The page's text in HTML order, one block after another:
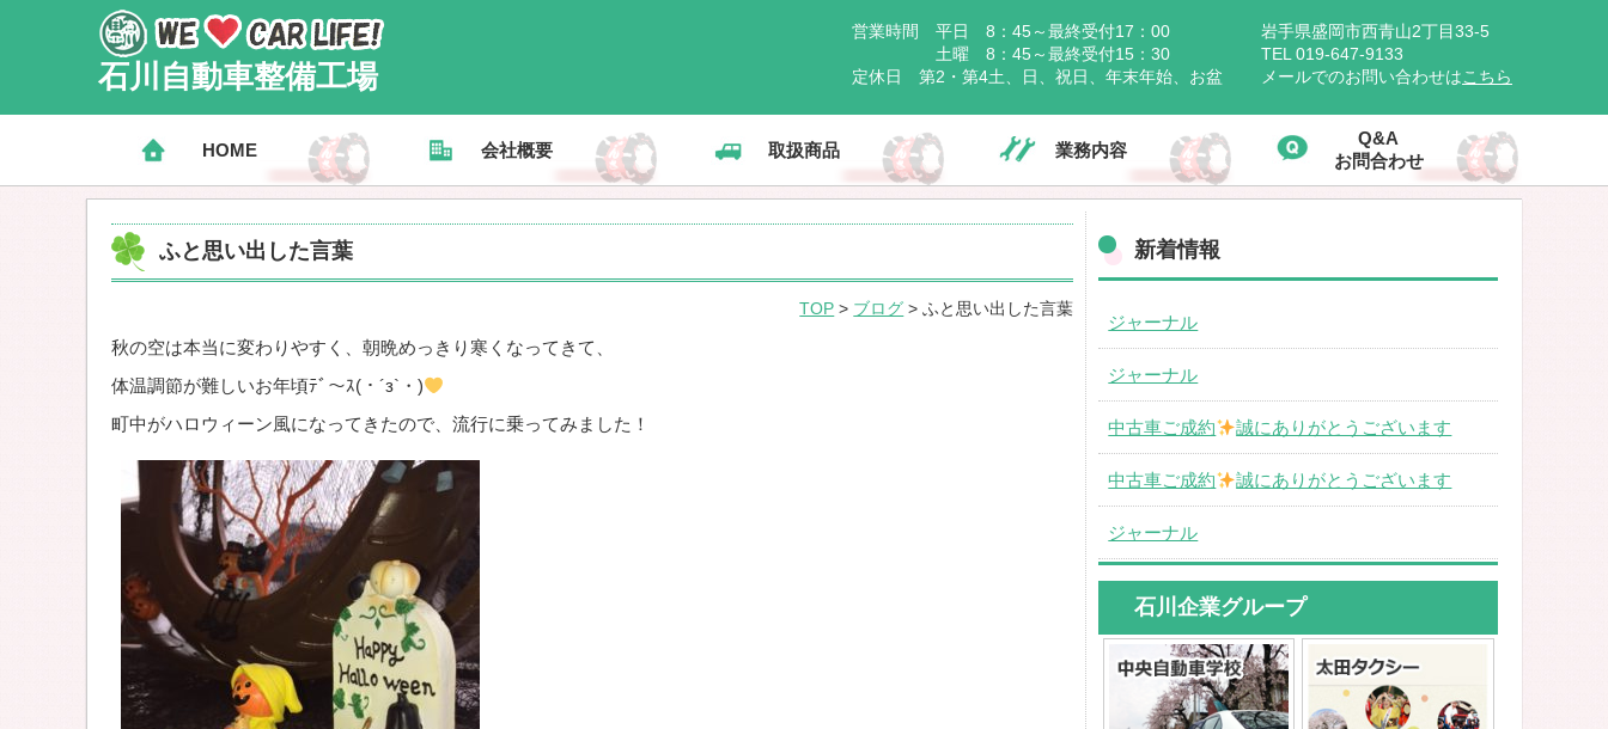
石川自動車整備工場
岩手県盛岡市西青山2丁目33-5
TEL 019-647-9133
メールでのお問い合わせはこちら
営業時間 平日 8：45～最終受付17：00
土曜 8：45～最終受付15：30
定休日 第2・第4土、日、祝日、年末年始、お盆
HOME 会社概要 取扱商品 業務内容
Q&A
お問合わせ
ふと思い出した言葉
TOP > ブログ > ふと思い出した言葉
秋の空は本当に変わりやすく、朝晩めっきり寒くなってきて、
体温調節が難しいお年頃ﾃﾞ～ｽ(・´з`・)
町中がハロウィーン風になってきたので、流行に乗ってみました！
新着情報
ジャーナル
ジャーナル
中古車ご成約 誠にありがとうございます
中古車ご成約 誠にありがとうございます
ジャーナル
石川企業グループ